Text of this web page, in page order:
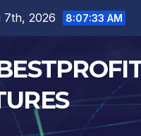
7th, 2026 8:07:34 AM